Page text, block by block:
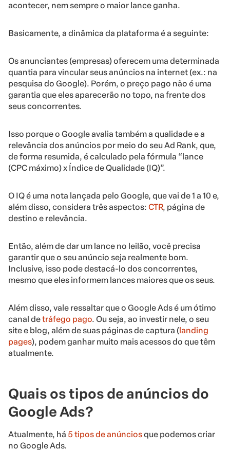
acontecer, nem sempre o maior lance ganha.
Basicamente, a dinâmica da plataforma é a seguinte:
Os anunciantes (empresas) oferecem uma determinada
quantia para vincular seus anúncios na internet (ex.: na
pesquisa do Google). Porém, o preço pago não é uma
garantia que eles aparecerão no topo, na frente dos
seus concorrentes.
Isso porque o Google avalia também a qualidade e a
relevância dos anúncios por meio do seu Ad Rank, que,
de forma resumida, é calculado pela fórmula “lance
(CPC máximo) x Índice de Qualidade (IQ)”.
O IQ é uma nota lançada pelo Google, que vai de 1 a 10 e,
além disso, considera três aspectos: CTR, página de
destino e relevância.
Então, além de dar um lance no leilão, você precisa
garantir que o seu anúncio seja realmente bom.
Inclusive, isso pode destacá-lo dos concorrentes,
mesmo que eles informem lances maiores que os seus.
Além disso, vale ressaltar que o Google Ads é um ótimo
canal detráfego pago. Ou seja, ao investir nele, o seu
site e blog, além de suas páginas de captura ( landing
pages), podem ganhar muito mais acessos do que têm
atualmente.
Quais os tipos de anúncios do
Google Ads?
Atualmente, há 5 tipos de anúnciosque podemos criar
no Google Ads.